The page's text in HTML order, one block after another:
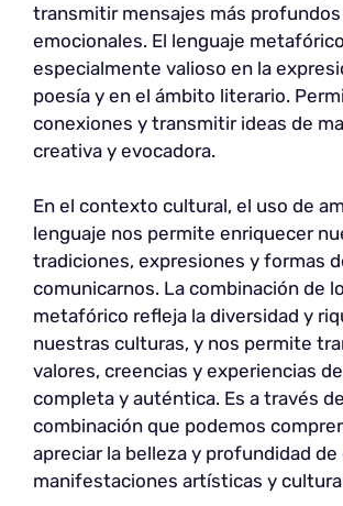
transmitir mensajes más
emocionales. El lenguaje
especialmente valioso en la
poesía y en el ámbito literario.
conexiones y transmitir ideas de
creativa y evocadora.
En el contexto cultural, el uso de
lenguaje nos permite enriquecer
tradiciones, expresiones y formas
comunicarnos. La combinación de
metafórico refleja la diversidad y
nuestras culturas, y nos permite
valores, creencias y experiencias
completa y auténtica. Es a través
combinación que podemos
apreciar la belleza y profundidad
manifestaciones artísticas y